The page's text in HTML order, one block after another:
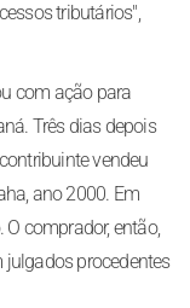
tributários",
com ação para
Três dias depois
vendeu
ano 2000. Em
comprador, então,
julgados procedentes